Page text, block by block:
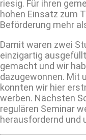
riesig. Für ihren
hohen Einsatz zum
Beförderung mehr
Damit waren zwei
einzigartig
gemacht und wir
dazugewonnen. Mit
konnten wir hier
werben. Nächsten
regulären Seminar
herausfordernd und